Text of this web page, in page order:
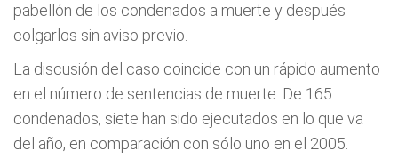
pabellón de los condenados a muerte y después
colgarlos sin aviso previo.
La discusión del caso coincide con un rápido aumento
en el número de sentencias de muerte. De 165
condenados, siete han sido ejecutados en lo que va
del año, en comparación con sólo uno en el 2005.